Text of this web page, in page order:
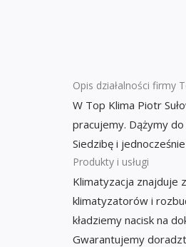
Opis działalności firmy
W Top Klima Piotr
pracujemy. Dążymy
Siedzibę i
Produkty i usługi
Klimatyzacja znajduje
klimatyzatorów i
kładziemy nacisk na
Gwarantujemy